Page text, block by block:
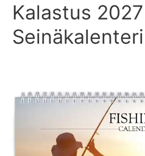
Kalastus 2027
Seinäkalenteri